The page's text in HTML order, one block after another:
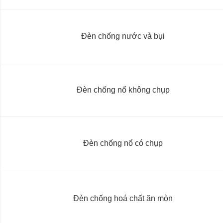
Đèn chống nước và bụi
Đèn chống nổ không chụp
Đèn chống nổ có chụp
Đèn chống hoá chất ăn mòn